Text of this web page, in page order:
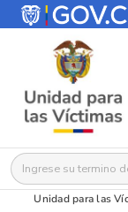
Buscar:
Unidad para las